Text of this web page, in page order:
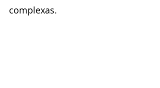
complexas.